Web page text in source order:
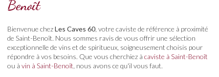
Benoît
Bienvenue chezLes Caves 60 , votre caviste de référence à proximité
de Saint-Benoît. Nous sommes ravis de vous offrir une sélection
exceptionnelle de vins et de spiritueux, soigneusement choisis pour
répondre à vos besoins. Que vous cherchiez à caviste à Saint-Benoît
ou à vin à Saint-Benoît , nous avons ce qu'il vous faut.